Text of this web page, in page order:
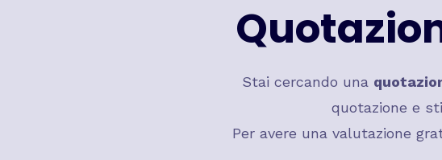
Stai cercando una
quotazione e
Per avere una valutazione